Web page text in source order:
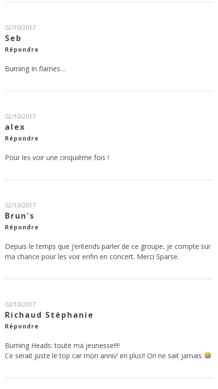
02/10/2017
Seb
Répondre
Burning In flames…
02/10/2017
alex
Répondre
Pour les voir une cinquième fois !
02/10/2017
Brun's
Répondre
Depuis le temps que j’entends parler de ce groupe, je compte sur
ma chance pour les voir enfin en concert. Merci Sparse.
02/10/2017
Richaud Stéphanie
Répondre
Burning Heads: toute ma jeunesse!!!!
Ce serait juste le top car mon anniv’ en plus!! On ne sait jamais